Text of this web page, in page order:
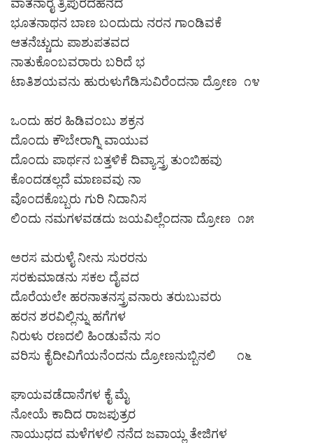
ಭೂತನಾಥನ ಬಾಣ ಬಂದುದು ನರನ ಗಾಂಡಿವಕೆ
ಆತನೆಚ್ಚುದು ಪಾಶುಪತವದ
ನಾತುಕೊಂಬವರಾರು ಬರಿದೆ ಭ
ಟಾತಿಶಯವನು ಹುರುಳುಗೆಡಿಸುವಿರೆಂದನಾ ದ್ರೋಣ ೧೪
ಒಂದು ಹರ ಹಿಡಿವಂಬು ಶಕ್ರನ
ದೊಂದು ಕೌಬೇರಾಗ್ನಿ ವಾಯುವ
ದೊಂದು ಪಾರ್ಥನ ಬತ್ತಳಿಕೆ ದಿವ್ಯಾಸ್ತ್ರ ತುಂಬಿಹವು
ಕೊಂದಡಲ್ಲದೆ ಮಾಣವವು ನಾ
ವೊಂದಕೊಬ್ಬರು ಗುರಿ ನಿದಾನಿಸ
ಲಿಂದು ನಮಗಳವಡದು ಜಯವಿಲ್ಲೆಂದನಾ ದ್ರೋಣ ೧೫
ಅರಸ ಮರುಳೈ ನೀನು ಸುರರನು
ಸರಕುಮಾಡನು ಸಕಲ ದೈವದ
ದೊರೆಯಲೇ ಹರನಾತನಸ್ತ್ರವನಾರು ತರುಬುವರು
ಹರನ ಶರವಿಲ್ಲಿನ್ನು ಹಗೆಗಳ
ನಿರುಳು ರಣದಲಿ ಹಿಂಡುವೆನು ಸಂ
ವರಿಸು ಕೈದೀವಿಗೆಯನೆಂದನು ದ್ರೋಣನುಬ್ಬಿನಲಿ ೧೬
ಘಾಯವಡೆದಾನೆಗಳ ಕೈ ಮೈ
ನೋಯೆ ಕಾದಿದ ರಾಜಪುತ್ರರ
ನಾಯುಧದ ಮಳೆಗಳಲಿ ನನೆದ ಜವಾಯ್ಲ ತೇಜಿಗಳ